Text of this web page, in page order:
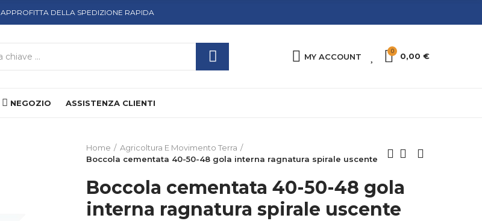
APPROFITTA DELLA SPEDIZIONE RAPIDA
MY ACCOUNT
0
0,00 €
NEGOZIO ASSISTENZA CLIENTI
Home
Agricoltura E Movimento Terra
Boccola cementata 40-50-48 gola interna ragnatura spirale uscente
Boccola cementata 40-50-48 gola
interna ragnatura spirale uscente